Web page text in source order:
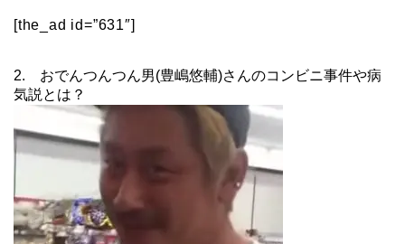
[the_ad id=”631″]
2. おでんつんつん男(豊嶋悠輔)さんのコンビニ事件や病
気説とは？